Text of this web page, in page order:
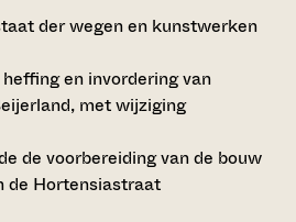
der wegen en kunstwerken
en invordering van
met wijziging
de voorbereiding van de bouw
de Hortensiastraat